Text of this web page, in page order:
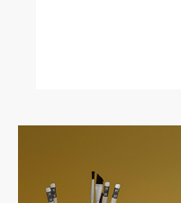
Tout litige en
https://clen.fr est
Loi n° 78-17 du 6